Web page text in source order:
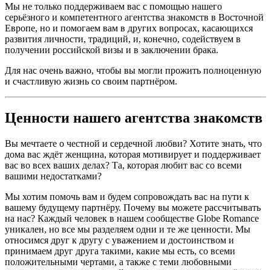
Мы не только поддерживаем вас с помощью нашего
серьёзного и компетентного агентства знакомств в Восточной
Европе, но и помогаем вам в других вопросах, касающихся
развития личности, традиций, и, конечно, содействуем в
получении российской визы и в заключении брака.
Для нас очень важно, чтобы вы могли прожить полноценную
и счастливую жизнь со своим партнёром.
Ценности нашего агентства знакомств
Вы мечтаете о честной и сердечной любви? Хотите знать, что
дома вас ждёт женщина, которая мотивирует и поддерживает
вас во всех ваших делах? Та, которая любит вас со всеми
вашими недостатками?
Мы хотим помочь вам и будем сопровождать вас на пути к
вашему будущему партнёру. Почему вы можете рассчитывать
на нас? Каждый человек в нашем сообществе Globe Romance
уникален, но все мы разделяем одни и те же ценности. Мы
относимся друг к другу с уважением и достоинством и
принимаем друг друга такими, какие мы есть, со всеми
положительными чертами, а также с теми любовными